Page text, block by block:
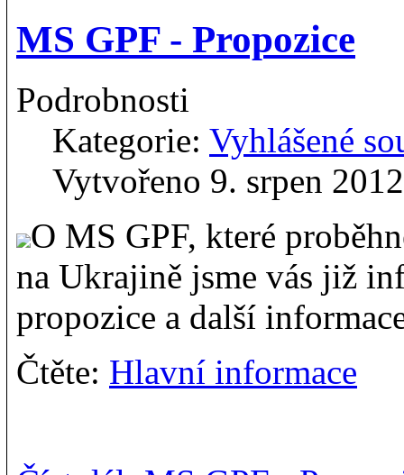
MS GPF - Propozice
Podrobnosti
Kategorie: Vyhlášené
Vytvořeno 9. srpen 2012
O MS GPF, které
na Ukrajině jsme vás již
propozice a další
Čtěte: Hlavní informace